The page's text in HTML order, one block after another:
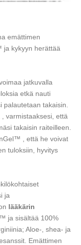
emättimen
ja kykyyn herättää
jatkuvalla
etkä nauti
palautetaan takaisin.
, varmistaaksesi, että
takaisin raiteilleen.
, että he voivat
tuloksiin, hyvitys
ja
lääkärin
ja sisältää 100%
Aloe-, shea- ja
Emättimen